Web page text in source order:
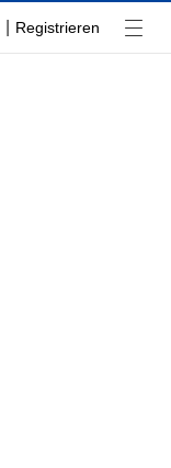
Registrieren